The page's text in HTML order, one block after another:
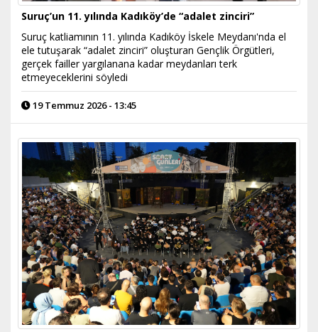
Suruç’un 11. yılında Kadıköy’de “adalet zinciri”
Suruç katliamının 11. yılında Kadıköy İskele Meydanı'nda el
ele tutuşarak “adalet zinciri” oluşturan Gençlik Örgütleri,
gerçek failler yargılanana kadar meydanları terk
etmeyeceklerini söyledi
19 Temmuz 2026 - 13:45